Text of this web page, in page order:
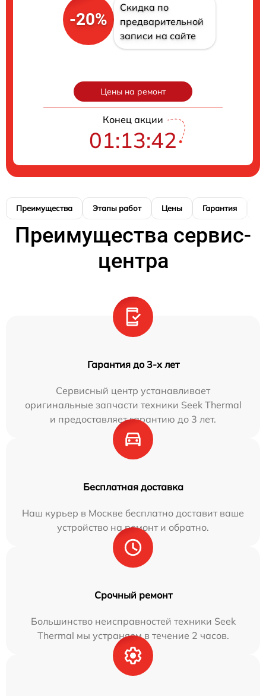
-20%
Скидка по
предварительной
записи на сайте
Цены на ремонт
Конец акции
01:13:41
Преимущества Этапы работ Цены Гарантия
Преимущества сервис-
центра
Гарантия до 3-х лет
Сервисный центр устанавливает
оригинальные запчасти техники Seek Thermal
и предоставляет гарантию до 3 лет.
Бесплатная доставка
Наш курьер в Москве бесплатно доставит ваше
устройство на ремонт и обратно.
Срочный ремонт
Большинство неисправностей техники Seek
Thermal мы устраняем в течение 2 часов.